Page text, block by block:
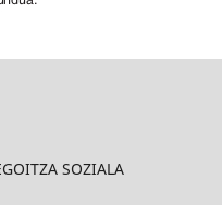
SOZIALA